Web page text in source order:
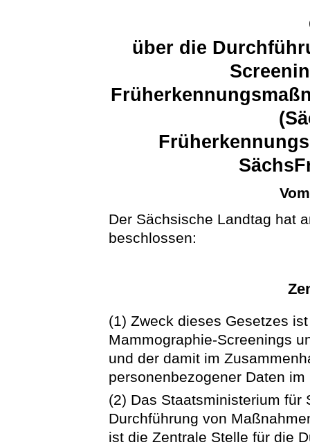
über die
Der Sächsische Landtag hat
beschlossen:
(1) Zweck dieses Gesetzes
Mammographie-Screenings
und der damit im
personenbezogener Daten
(2) Das Staatsministerium
Durchführung von
ist die Zentrale Stelle für die